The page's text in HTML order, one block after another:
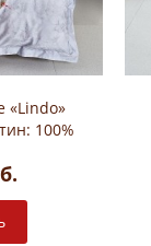
«Lindo»
100%